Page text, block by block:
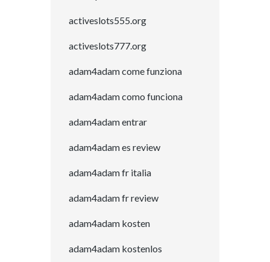
activeslots555.org
activeslots777.org
adam4adam come funziona
adam4adam como funciona
adam4adam entrar
adam4adam es review
adam4adam fr italia
adam4adam fr review
adam4adam kosten
adam4adam kostenlos